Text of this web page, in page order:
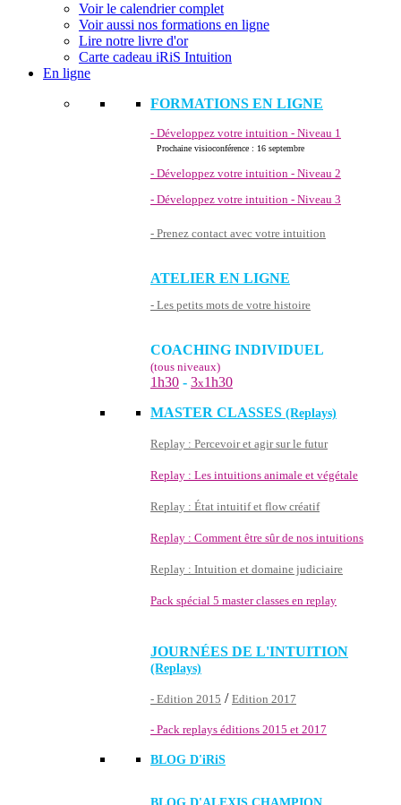
Voir le calendrier complet
Voir aussi nos formations en ligne
Lire notre livre d'or
Carte cadeau iRiS Intuition
En ligne
FORMATIONS EN LIGNE
- Développez votre intuition - Niveau 1
Prochaine visioconférence : 16 septembre
- Développez votre intuition - Niveau 2
- Développez votre intuition - Niveau 3
- Prenez contact avec votre intuition
ATELIER EN LIGNE
- Les petits mots de votre histoire
COACHING INDIVIDUEL
(tous niveaux)
1h30 - 3x1h30
MASTER CLASSES (Replays)
Replay : Percevoir et agir sur le futur
Replay : Les intuitions animale et végétale
Replay : État intuitif et flow créatif
Replay : Comment être sûr de nos intuitions
Replay : Intuition et domaine judiciaire
Pack spécial 5 master classes en replay
JOURNÉES DE L'INTUITION
(Replays)
- Edition 2015 / Edition 2017
- Pack replays éditions 2015 et 2017
BLOG D'iRiS